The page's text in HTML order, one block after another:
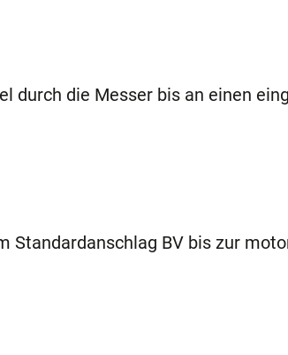
durch die Messer bis an einen
Standardanschlag BV bis zur